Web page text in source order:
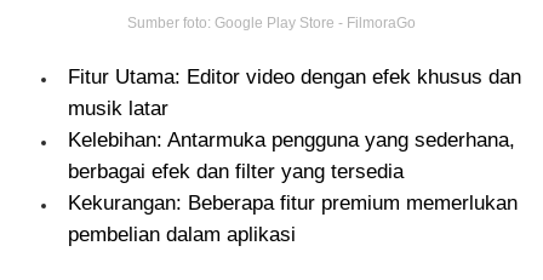
Sumber foto: Google Play Store - FilmoraGo
Fitur Utama: Editor video dengan efek khusus dan
musik latar
Kelebihan: Antarmuka pengguna yang sederhana,
berbagai efek dan filter yang tersedia
Kekurangan: Beberapa fitur premium memerlukan
pembelian dalam aplikasi